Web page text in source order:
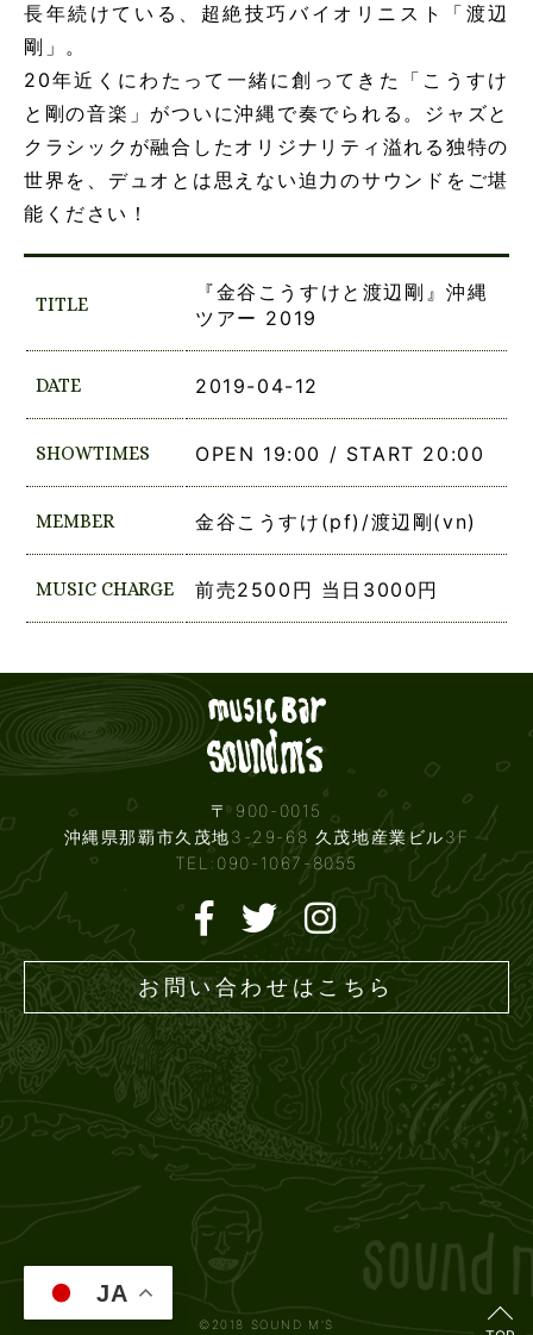
長年続けている、超絶技巧バイオリニスト「渡辺
剛」。
20年近くにわたって一緒に創ってきた「こうすけ
と剛の音楽」がついに沖縄で奏でられる。ジャズと
クラシックが融合したオリジナリティ溢れる独特の
世界を、デュオとは思えない迫力のサウンドをご堪
能ください！
TITLE
『金谷こうすけと渡辺剛』沖縄
ツアー 2019
DATE 2019-04-12
SHOWTIMES OPEN 19:00 / START 20:00
MEMBER 金谷こうすけ(pf)/渡辺剛(vn)
MUSIC CHARGE 前売2500円 当日3000円
〒 900-0015
沖縄県那覇市久茂地3-29-68 久茂地産業ビル3F
TEL:090-1067-8055
お問い合わせはこちら
©2018 SOUND M'S
JA